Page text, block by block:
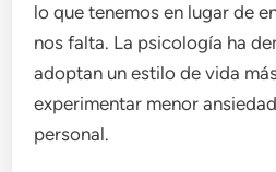
lo que tenemos en lugar de
nos falta. La psicología ha
adoptan un estilo de vida
experimentar menor
personal.